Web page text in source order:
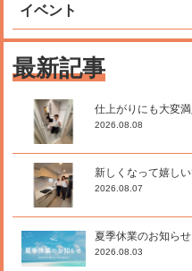
イベント
最新記事
仕上がりにも大変
2026.08.08
新しくなって嬉し
2026.08.07
夏季休業のお知らせ
2026.08.03